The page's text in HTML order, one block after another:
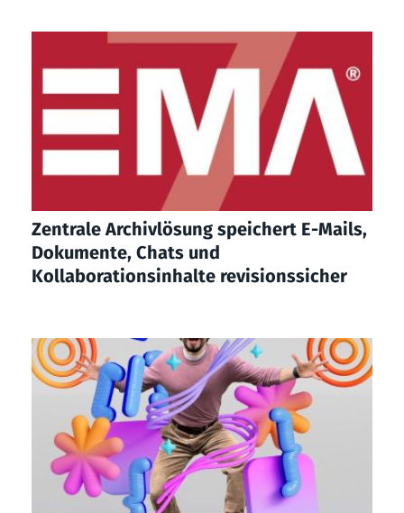
Zentrale Archivlösung speichert E-Mails,
Dokumente, Chats und
Kollaborationsinhalte revisionssicher